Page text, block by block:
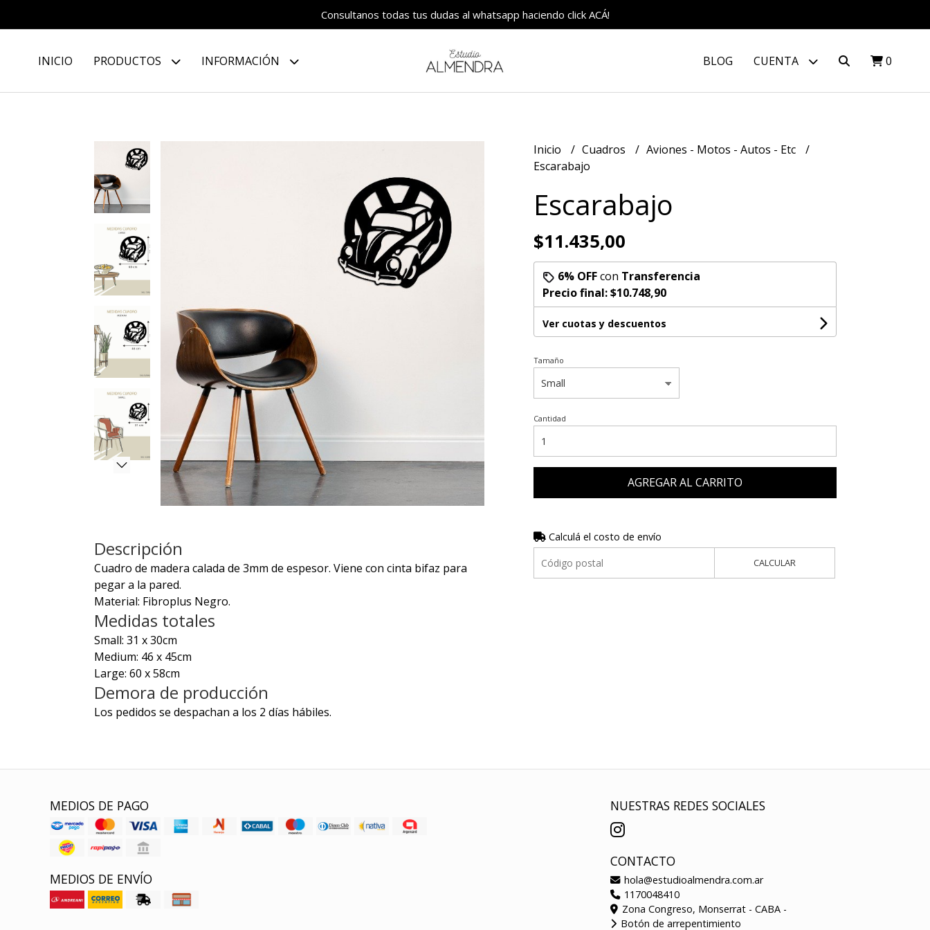
Consultanos todas tus dudas al whatsapp haciendo click ACÁ!
INICIO PRODUCTOS INFORMACIÓN BLOG CUENTA 0
Descripción
Cuadro de madera calada de 3mm de espesor. Viene con cinta bifaz para
pegar a la pared.
Material: Fibroplus Negro.
Medidas totales
Small: 31 x 30cm
Medium: 46 x 45cm
Large: 60 x 58cm
Demora de producción
Los pedidos se despachan a los 2 días hábiles.
Inicio Cuadros
Aviones - Motos - Autos - Etc
Escarabajo
Escarabajo
$11.435,00
6% OFFcon Transferencia
Precio final:$10.748,90
Ver cuotas y descuentos
Tamaño
Cantidad
AGREGAR AL CARRITO
Calculá el costo de envío
CALCULAR
MEDIOS DE PAGO
MEDIOS DE ENVÍO
NUESTRAS REDES SOCIALES
CONTACTO
hola@estudioalmendra.com.ar
1170048410
Zona Congreso, Monserrat - CABA -
Botón de arrepentimiento